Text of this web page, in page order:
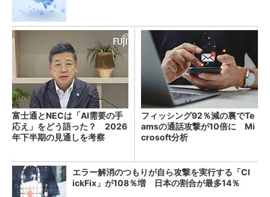
富士通とNECは「AI需要の手
応え」をどう語った？ 2026
年下半期の見通しを考察
フィッシング92％減の裏でTe
amsの通話攻撃が10倍に Mi
crosoft分析
エラー解消のつもりが自ら攻撃を実行する「Cl
ickFix」が108％増 日本の割合が最多14％